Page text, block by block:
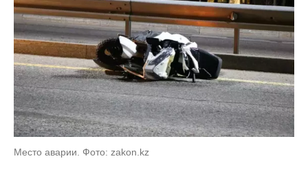
Место аварии. Фото: zakon.kz